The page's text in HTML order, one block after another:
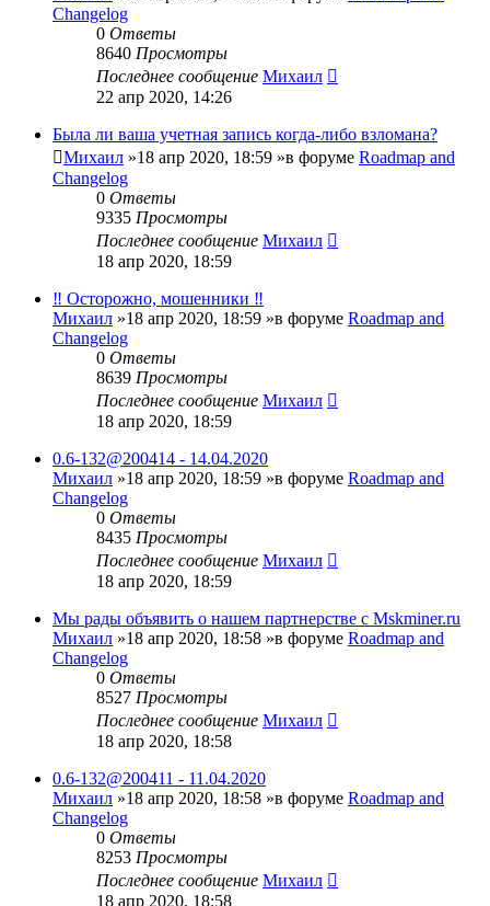
Changelog
0 Ответы
8640 Просмотры
Последнее сообщение Михаил
22 апр 2020, 14:26
Была ли ваша учетная запись когда-либо взломана?
Михаил »18 апр 2020, 18:59 »в форуме Roadmap and
Changelog
0 Ответы
9335 Просмотры
Последнее сообщение Михаил
18 апр 2020, 18:59
‼️ Осторожно, мошенники ‼️
Михаил »18 апр 2020, 18:59 »в форуме Roadmap and
Changelog
0 Ответы
8639 Просмотры
Последнее сообщение Михаил
18 апр 2020, 18:59
0.6-132@200414 - 14.04.2020
Михаил »18 апр 2020, 18:59 »в форуме Roadmap and
Changelog
0 Ответы
8435 Просмотры
Последнее сообщение Михаил
18 апр 2020, 18:59
Мы рады объявить о нашем партнерстве с Mskminer.ru
Михаил »18 апр 2020, 18:58 »в форуме Roadmap and
Changelog
0 Ответы
8527 Просмотры
Последнее сообщение Михаил
18 апр 2020, 18:58
0.6-132@200411 - 11.04.2020
Михаил »18 апр 2020, 18:58 »в форуме Roadmap and
Changelog
0 Ответы
8253 Просмотры
Последнее сообщение Михаил
18 апр 2020, 18:58